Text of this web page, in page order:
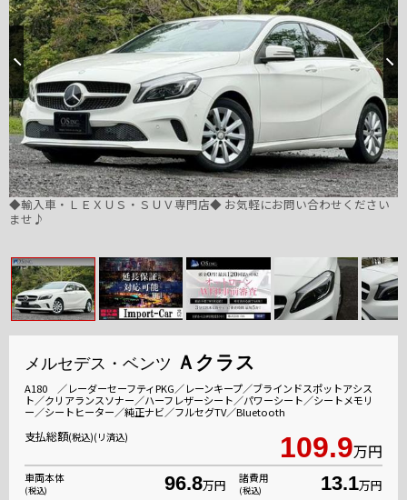
◆輸入車・ＬＥＸＵＳ・ＳＵＶ専門店◆ お気軽にお問い合わせください
ませ♪
メルセデス・ベンツ Ａクラス
A180 ／レーダーセーフティPKG／レーンキープ／ブラインドスポットアシス
ト／クリアランスソナー／ハーフレザーシート／パワーシート／シートメモリ
ー／シートヒーター／純正ナビ／フルセグTV／Bluetooth
支払総額(税込)(リ済込) 109.9万円
車両本体
(税込) 96.8万円 諸費用
(税込) 13.1万円